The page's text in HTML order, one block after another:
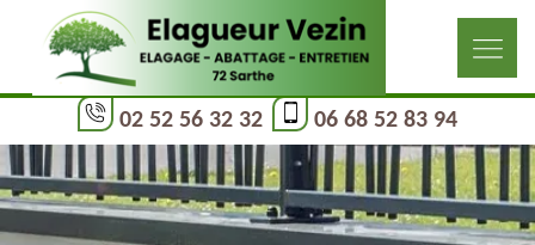
02 52 56 32 32 06 68 52 83 94